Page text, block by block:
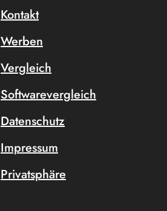
Kontakt
Werben
Vergleich
Softwarevergleich
Datenschutz
Impressum
Privatsphäre